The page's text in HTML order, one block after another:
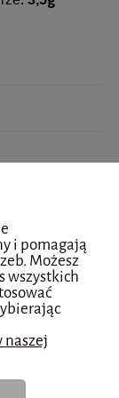
16,00 zł
16,00 zł
20,00 zł
20,00 zł
i pomagają
Możesz
wszystkich
naszej